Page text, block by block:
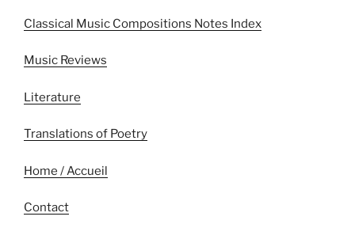
Classical Music Compositions Notes Index
Music Reviews
Literature
Translations of Poetry
Home / Accueil
Contact